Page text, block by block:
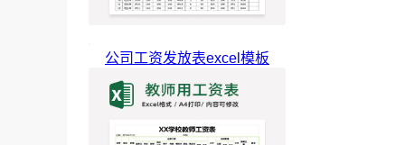
公司工资发放表excel模板